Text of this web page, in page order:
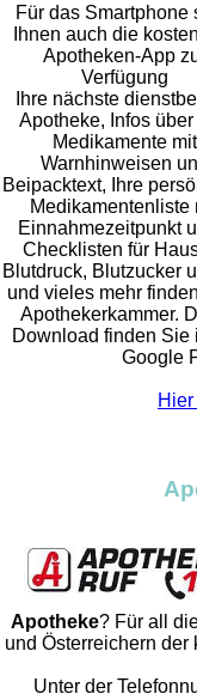
Für das Smartphone
Ihnen auch die
Apotheken-App
Verfügung
Ihre nächste
Apotheke, Infos über
Medikamente mit
Warnhinweisen
Beipacktext, Ihre
Medikamentenliste
Einnahmezeitpunkt
Checklisten für
Blutdruck, Blutzucker
und vieles mehr
Apothekerkammer.
Download finden Sie
Google
Apotheke? Für all
und Österreichern der
Unter der